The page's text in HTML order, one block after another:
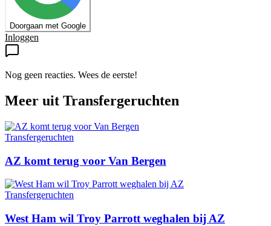
Doorgaan met Google
Inloggen
Nog geen reacties. Wees de eerste!
Meer uit Transfergeruchten
Transfergeruchten
AZ komt terug voor Van Bergen
Transfergeruchten
West Ham wil Troy Parrott weghalen bij AZ